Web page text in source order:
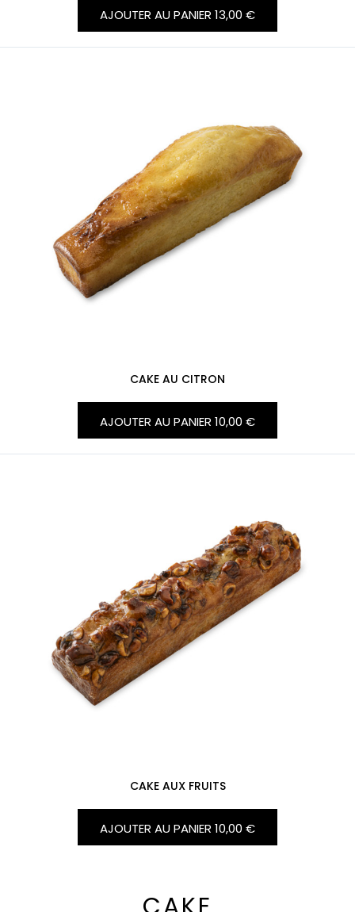
AJOUTER AU PANIER 13,00 €
CAKE AU CITRON
AJOUTER AU PANIER 10,00 €
CAKE AUX FRUITS
AJOUTER AU PANIER 10,00 €